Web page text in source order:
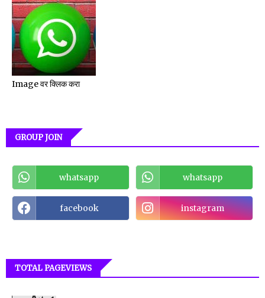
Image वर क्लिक करा
GROUP JOIN
whatsapp whatsapp
facebook instagram
TOTAL PAGEVIEWS